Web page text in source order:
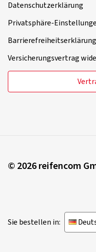
Datenschutzerklärung
Privatsphäre-
Barrierefreiheitserklärung
Versicherungsvertrag
© 2026 reifencom
Sie bestellen in: